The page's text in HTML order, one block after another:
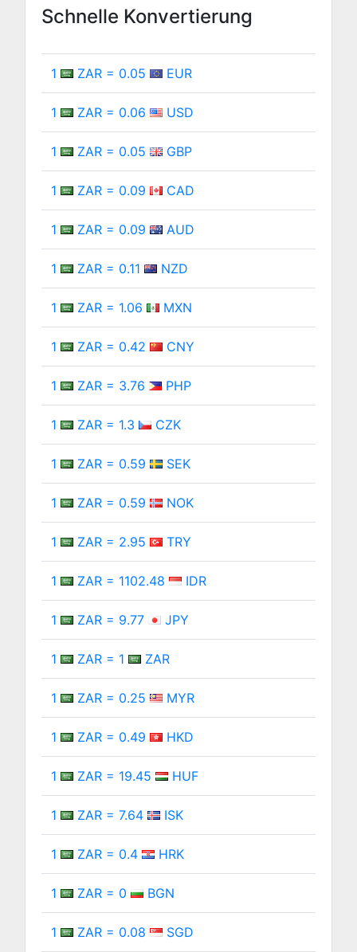
Schnelle Konvertierung
1 ZAR = 0.05 EUR
1 ZAR = 0.06 USD
1 ZAR = 0.05 GBP
1 ZAR = 0.09 CAD
1 ZAR = 0.09 AUD
1 ZAR = 0.11 NZD
1 ZAR = 1.06 MXN
1 ZAR = 0.42 CNY
1 ZAR = 3.76 PHP
1 ZAR = 1.3 CZK
1 ZAR = 0.59 SEK
1 ZAR = 0.59 NOK
1 ZAR = 2.95 TRY
1 ZAR = 1102.48 IDR
1 ZAR = 9.77 JPY
1 ZAR = 1 ZAR
1 ZAR = 0.25 MYR
1 ZAR = 0.49 HKD
1 ZAR = 19.45 HUF
1 ZAR = 7.64 ISK
1 ZAR = 0.4 HRK
1 ZAR = 0 BGN
1 ZAR = 0.08 SGD